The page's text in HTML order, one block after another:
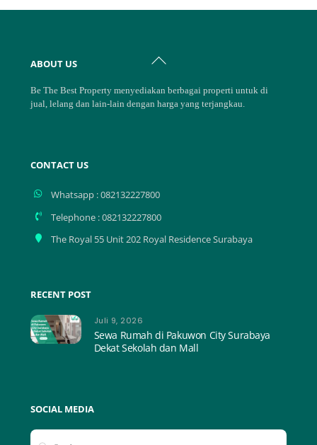
Back
To
ABOUT US
Be The Best Property menyediakan berbagai properti untuk di
jual, lelang dan lain-lain dengan harga yang terjangkau.
CONTACT US
Whatsapp : 082132227800
Telephone : 082132227800
The Royal 55 Unit 202 Royal Residence Surabaya
RECENT POST
Juli 9, 2026
Sewa Rumah di Pakuwon City Surabaya
Dekat Sekolah dan Mall
SOCIAL MEDIA